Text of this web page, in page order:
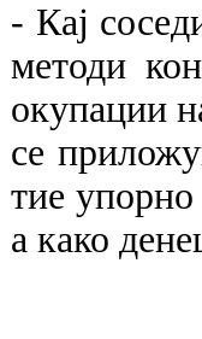
- Кај
методи
окупации
се
тие
а како